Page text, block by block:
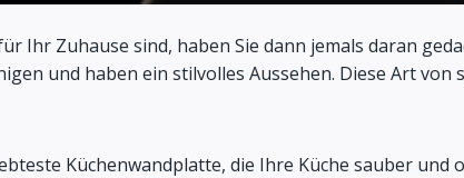
Ihr Zuhause sind, haben Sie dann jemals daran
und haben ein stilvolles Aussehen. Diese Art
Küchenwandplatte, die Ihre Küche sauber